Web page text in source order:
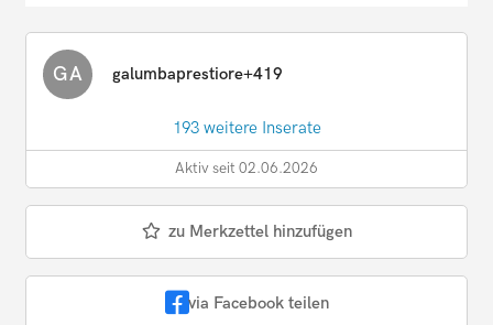
GA galumbaprestiore+419
193 weitere Inserate
Aktiv seit 02.06.2026
zu Merkzettel hinzufügen
via Facebook teilen